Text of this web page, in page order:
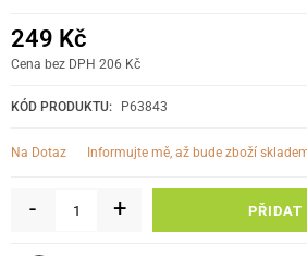
249 Kč
Cena bez DPH 206 Kč
KÓD PRODUKTU: P63843
Na Dotaz informujte mě, až bude zboží
- + PŘIDAT